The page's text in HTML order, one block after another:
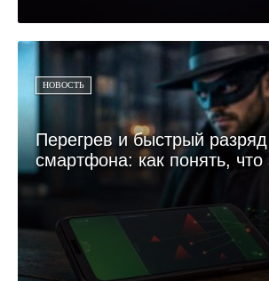
НОВОСТЬ
Перегрев и быстрый разряд
смартфона: как понять,